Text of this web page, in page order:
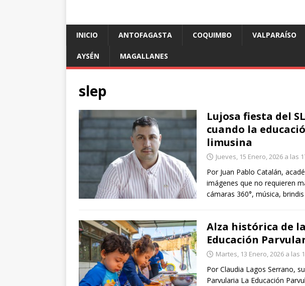
INICIO ANTOFAGASTA COQUIMBO VALPARAÍSO
AYSÉN MAGALLANES
slep
Lujosa fiesta del
cuando la
limusina
Jueves, 15 Enero, 2026 a las
Por Juan Pablo Catalán,
imágenes que no requieren
cámaras 360°, música,
Alza histórica de
Educación
Martes, 13 Enero, 2026 a las
Por Claudia Lagos Serrano,
Parvularia La Educación